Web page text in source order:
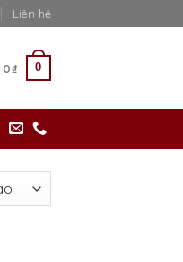
Liên hệ
0₫ 0